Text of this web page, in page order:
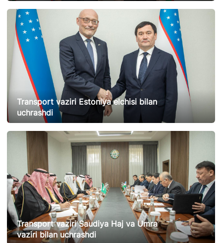
Transport vaziri Estoniya elchisi bilan
uchrashdi
Transport vaziri Saudiya Haj va Umra
vaziri bilan uchrashdi